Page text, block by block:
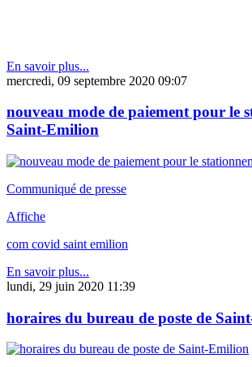
En savoir plus...
mercredi, 09 septembre 2020 09:07
nouveau mode de paiement pour le
Saint-Emilion
Communiqué de presse
Affiche
com covid saint emilion
En savoir plus...
lundi, 29 juin 2020 11:39
horaires du bureau de poste de